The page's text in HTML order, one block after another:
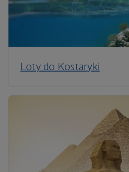
Loty do Kostaryki